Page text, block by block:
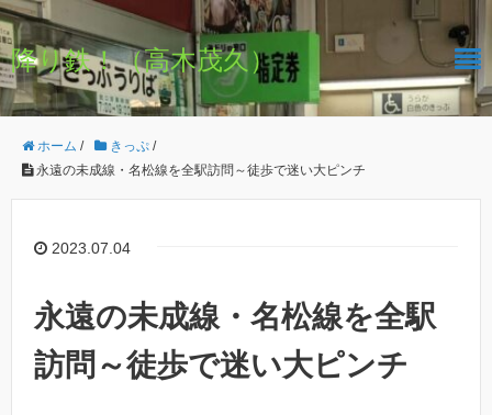
降り鉄！（高木茂久）
ホーム / きっぷ /
永遠の未成線・名松線を全駅訪問～徒歩で迷い大ピンチ
2023.07.04
永遠の未成線・名松線を全駅
訪問～徒歩で迷い大ピンチ